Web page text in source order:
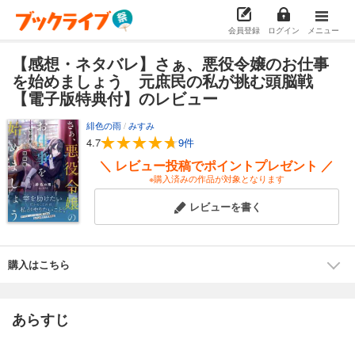
会員登録 ログイン メニュー
【感想・ネタバレ】さぁ、悪役令嬢のお仕事
を始めましょう 元庶民の私が挑む頭脳戦
【電子版特典付】のレビュー
緋色の雨/みすみ
4.7 9件
＼ レビュー投稿でポイントプレゼント ／
※購入済みの作品が対象となります
レビューを書く
購入はこちら
あらすじ